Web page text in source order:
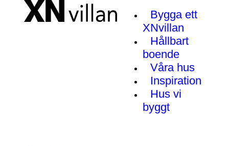
Bygga ett
XNvillan
Hållbart
boende
Våra hus
Inspiration
Hus vi
byggt